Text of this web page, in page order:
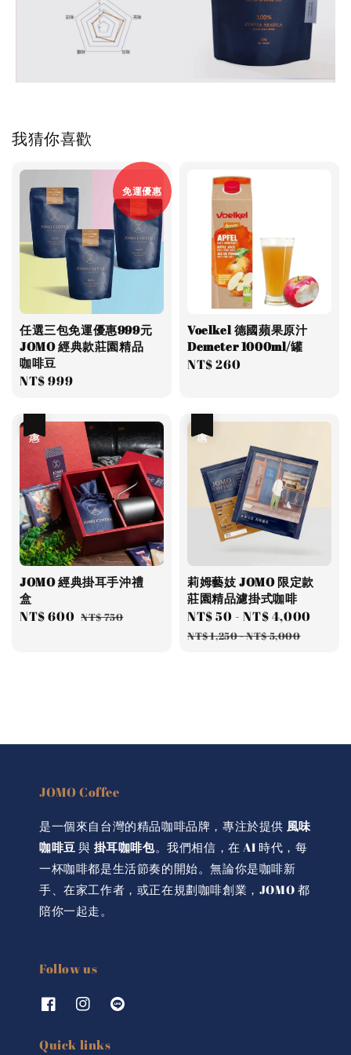
我猜你喜歡
免運優惠
任選三包免運優惠999元
JOMO 經典款莊園精品
咖啡豆
Regular
NT$ 999
Voelkel 德國蘋果原汁
Demeter 1000ml/罐
Regular
NT$ 260
JOMO 經典掛耳手沖禮
盒
Sale
NT$ 600 Regular
NT$ 750
莉姆藝妓 JOMO 限定款
莊園精品濾掛式咖啡
Sale
price
NT$ 50 -NT$ 4,000
NT$ 1,250-NT$ 5,000
JOMO Coffee
是一個來自台灣的精品咖啡品牌，專注於提供 風味
咖啡豆 與 掛耳咖啡包。我們相信，在 AI 時代，每
一杯咖啡都是生活節奏的開始。無論你是咖啡新
手、在家工作者，或正在規劃咖啡創業，JOMO 都
陪你一起走。
Follow us
Quick links